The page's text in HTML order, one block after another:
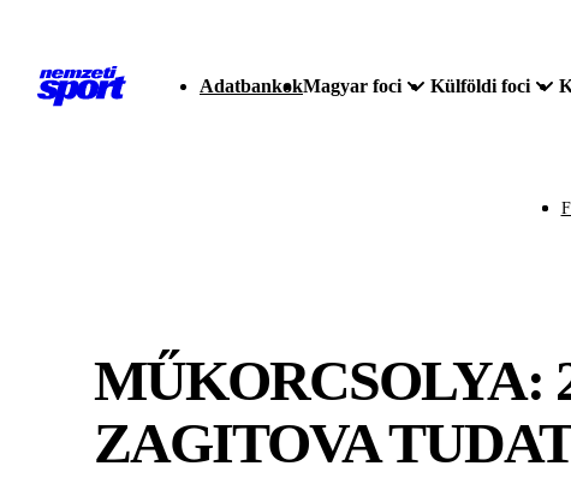
AdatbankokMagyar foci Külföldi foci
MŰKORCSOLYA:
ZAGITOVA